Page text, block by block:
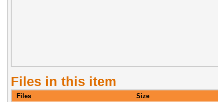
Files in this item
Files
Size